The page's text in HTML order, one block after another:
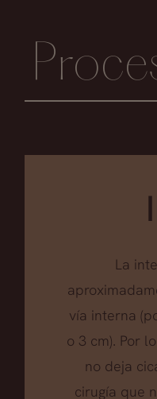
La
vía interna
o 3 cm). Por
no deja
cirugía que